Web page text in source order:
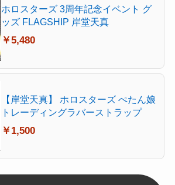
ホロスターズ 3周年記念イベント グ
ッズ FLAGSHIP 岸堂天真
￥5,480
【岸堂天真】 ホロスターズ ぺたん娘
トレーディングラバーストラップ
￥1,500